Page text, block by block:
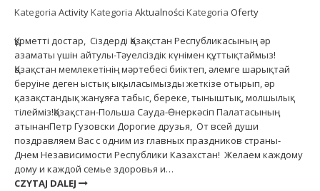
Kategoria ActivityKategoria Aktualności Kategoria Oferty
Құрметті достар, Сіздерді Қазақстан Республикасының әр
азаматы үшін айтулы-Тәуелсіздік күнімен құттықтаймыз!
Қазақстан мемлекетінің мәртебесі биіктеп, әлемге шарықтай
беруіне деген ыстық ықыласымызды жеткізе отырып, әр
қазақстандық жанұяға табыс, береке, тыныштық, молшылық
тілейміз!Қазақстан-Польша Сауда-Өнеркәсіп Палатасының
атынанПетр Гузовски Дорогие друзья, Oт всей души
поздравляем Вас с одним из главных праздников страны-
Днем Независимости Республики Казахстан! Желаем каждому
дому и каждой семье здоровья и…
CZYTAJ DALEJ